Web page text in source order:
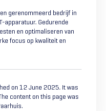
gerenommeerd bedrijf in
apparatuur. Gedurende
en optimaliseren van
focus op kwaliteit en
on 12 June 2025. It was
content on this page was